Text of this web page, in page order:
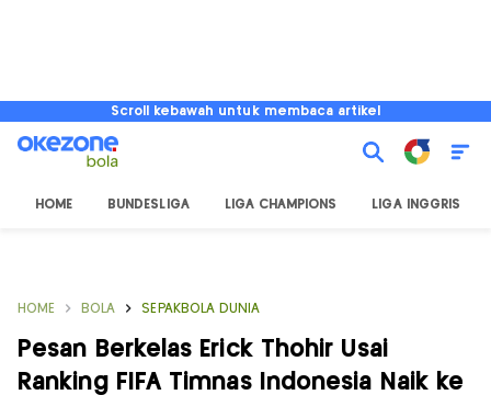
Scroll kebawah untuk membaca artikel
HOME BUNDESLIGA LIGA CHAMPIONS LIGA INGGRIS
HOME BOLA SEPAKBOLA DUNIA
Pesan Berkelas Erick Thohir Usai
Ranking FIFA Timnas Indonesia Naik ke